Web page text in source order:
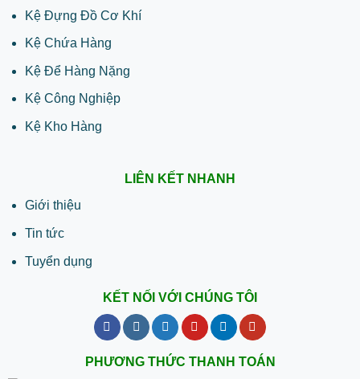
Kệ Đựng Đồ Cơ Khí
Kệ Chứa Hàng
Kệ Để Hàng Nặng
Kệ Công Nghiệp
Kệ Kho Hàng
LIÊN KẾT NHANH
Giới thiệu
Tin tức
Tuyển dụng
KẾT NỐI VỚI CHÚNG TÔI
PHƯƠNG THỨC THANH TOÁN